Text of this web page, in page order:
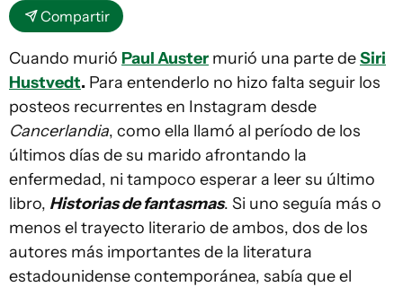
Compartir
Cuando murió Paul Auster murió una parte deSiri
Hustvedt. Para entenderlo no hizo falta seguir los
posteos recurrentes en Instagram desde
Cancerlandia, como ella llamó al período de los
últimos días de su marido afrontando la
enfermedad, ni tampoco esperar a leer su último
libro, Historias de fantasmas. Si uno seguía más o
menos el trayecto literario de ambos, dos de los
autores más importantes de la literatura
estadounidense contemporánea, sabía que el